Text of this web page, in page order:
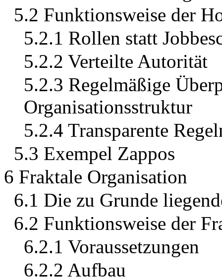
5.2 Funktionsweise der
5.2.1 Rollen statt
5.2.2 Verteilte Autorität
5.2.3 Regelmäßige
Organisationsstruktur
5.2.4 Transparente
5.3 Exempel Zappos
6 Fraktale Organisation
6.1 Die zu Grunde
6.2 Funktionsweise der
6.2.1 Voraussetzungen
6.2.2 Aufbau